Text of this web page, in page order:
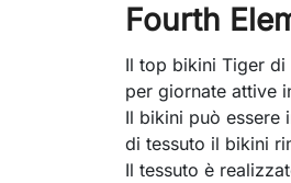
Fourth
Il top bikini Tiger di
per giornate attive
Il bikini può essere
di tessuto il bikini
Il tessuto è